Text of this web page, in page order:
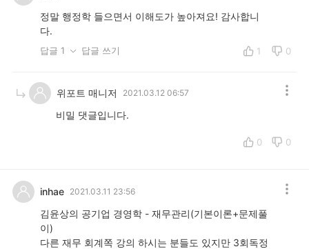
정말 행정학 들으면서 이해도가 높아져요! 감사합니
다.
답글 1 답글 쓰기 1 0
위포트 매니저 2021.03.12 06:57
비밀 댓글입니다.
0 0
inhae 2021.03.11 23:56
김윤상의 공기업 경영학 - 재무관리(기본이론+문제풀
이)
다른 재무 회계쪽 강의 하시는 분들도 있지만 3회독정